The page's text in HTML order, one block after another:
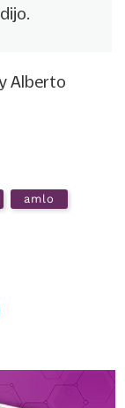
Alberto
amlo